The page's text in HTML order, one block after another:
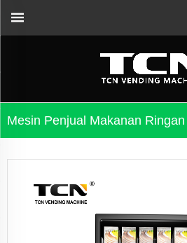
Mesin Penjual Makanan
membeli VM dari